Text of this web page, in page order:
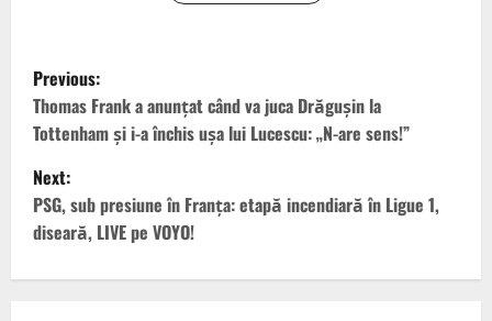
P
o
s
t
n
Previous:
Thomas Frank a anunțat când va juca Drăgușin la
Tottenham și i-a închis ușa lui Lucescu: „N-are sens!”
Next:
PSG, sub presiune în Franța: etapă incendiară în Ligue 1,
diseară, LIVE pe VOYO!